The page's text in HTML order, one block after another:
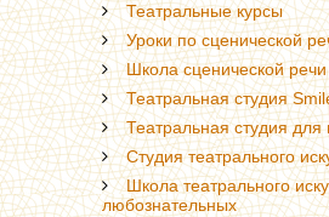
Театральные курсы
Уроки по сценической
Школа сценической речи
Театральная студия
Театральная студия для
Студия театрального
Школа театрального
любознательных